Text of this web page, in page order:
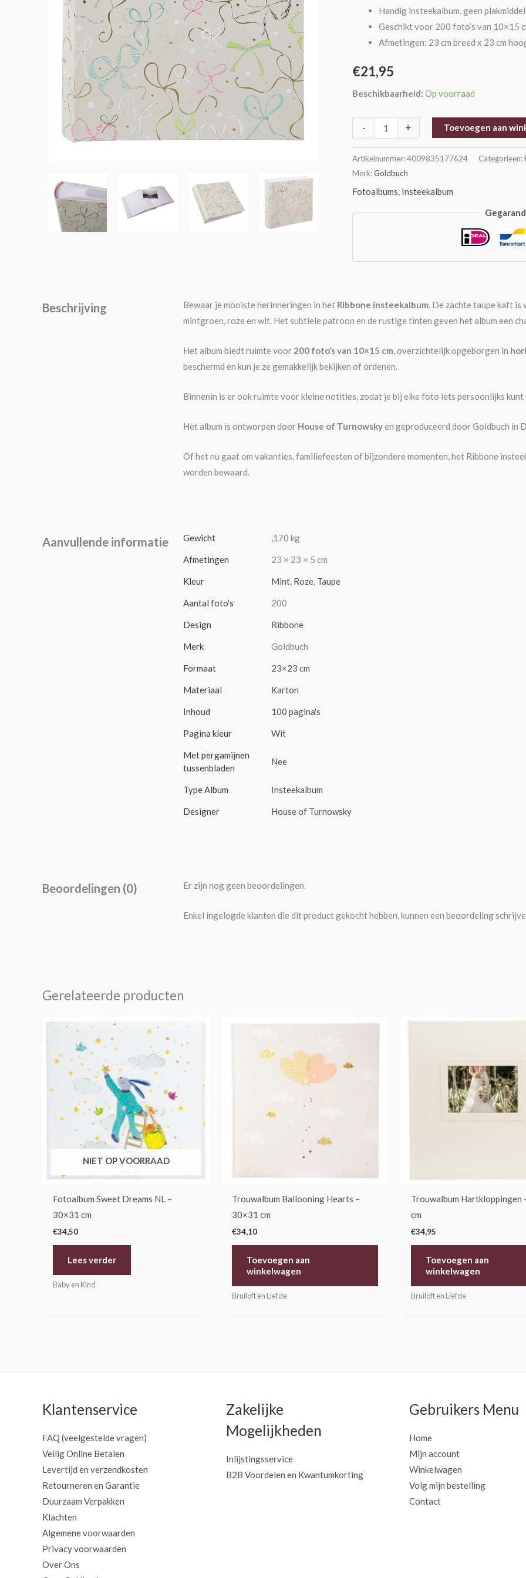
Handig insteekalbum, geen
Geschikt voor 200 foto’s van 10×15
Afmetingen: 23 cm breed x 23 cm
€21,95
Beschikbaarheid: Op voorraad
-
10x15
aantal
+ Toevoegen aan
Artikelnummer:4009835177624 Categorieën:
Merk:Goldbuch
Fotoalbums, Insteekalbum
Beschrijving Bewaar je mooiste herinneringen in het Ribbone insteekalbum . De zachte taupe kaft
mintgroen, roze en wit. Het subtiele patroon en de rustige tinten geven het album een
Het album biedt ruimte voor 200 foto’s van 10×15 cm , overzichtelijk opgeborgen in
beschermd en kun je ze gemakkelijk bekijken of ordenen.
Binnenin is er ook ruimte voor kleine notities, zodat je bij elke foto iets persoonlijks
Het album is ontworpen door House of Turnowskyen geproduceerd door Goldbuch
Of het nu gaat om vakanties, familiefeesten of bijzondere momenten, het Ribbone
worden bewaard.
Aanvullende informatie Gewicht ,170 kg
Afmetingen 23 × 23 × 5 cm
Kleur Mint Roze Taupe
Aantal foto's 200
Design Ribbone
Merk Goldbuch
Formaat 23×23 cm
Materiaal Karton
Inhoud 100 pagina's
Pagina kleur Wit
Met pergamijnen
tussenbladen
Nee
Type Album Insteekalbum
Designer House of Turnowsky
Beoordelingen (0) Er zijn nog geen beoordelingen.
Enkel ingelogde klanten die dit product gekocht hebben, kunnen een beoordeling
Gerelateerde producten
NIET OP VOORRAAD
Fotoalbum Sweet Dreams NL –
30×31 cm
€34,50
Lees verder
Baby en Kind
Trouwalbum Ballooning Hearts –
30×31 cm
€34,10
Toevoegen aan
winkelwagen
Bruiloft en Liefde
Trouwalbum Hartkloppingen
cm
€34,95
Toevoegen aan
winkelwagen
Bruiloft en Liefde
Klantenservice
FAQ (veelgestelde vragen)
Veilig Online Betalen
Levertijd en verzendkosten
Retourneren en Garantie
Duurzaam Verpakken
Klachten
Algemene voorwaarden
Privacy voorwaarden
Over Ons
Zakelijke
Mogelijkheden
Inlijstingsservice
B2B Voordelen en Kwantumkorting
Gebruikers Menu
Home
Mijn account
Winkelwagen
Volg mijn bestelling
Contact